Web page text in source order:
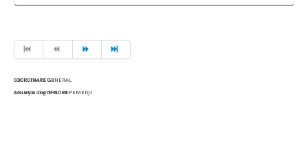
COORDINATEUR
Souleymane TRAORE
SECRETAIRE GENERAL
Afisatou Dogbé NOUKPEMEDJI